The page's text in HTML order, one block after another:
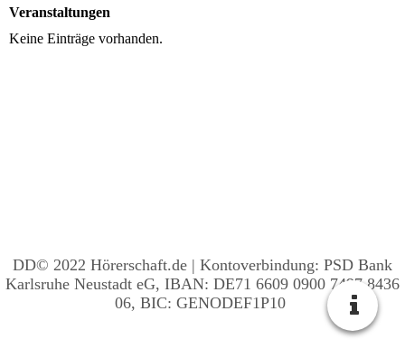
Veranstaltungen
Keine Einträge vorhanden.
DD© 2022 Hörerschaft.de | Kontoverbindung: PSD Bank
Karlsruhe Neustadt eG, IBAN: DE71 6609 0900 7497 8436
06, BIC: GENODEF1P10